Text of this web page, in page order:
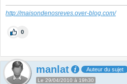
http://maisondenosreves.over-blog.com/
0
manlat Auteur du sujet
Le 29/04/2010 à 19h30